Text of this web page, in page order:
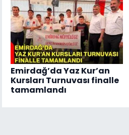
Emirdağ’da Yaz Kur’an
Kursları Turnuvası finalle
tamamlandı